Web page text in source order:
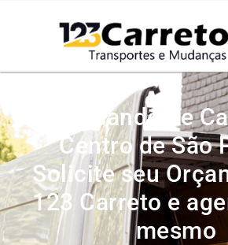
Precisando de
Centro de São
Solicite seu
123 Carreto e
mesmo